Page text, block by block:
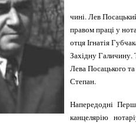
чині. Лев
правом праці у
отця Ігнатія
Західну Галичину.
Лева Посацького
Степан.
Напередодні
канцелярію